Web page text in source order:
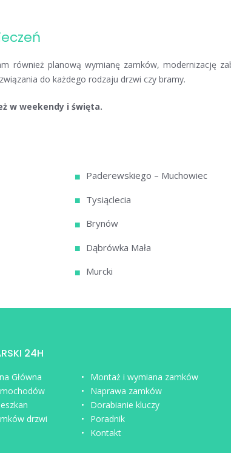
również planową wymianę zamków, modernizację
do każdego rodzaju drzwi czy bramy.
w weekendy i święta.
Paderewskiego – Muchowiec
Tysiąclecia
Brynów
Dąbrówka Mała
Murcki
24H
Główna
drzwi
Montaż i wymiana zamków
Naprawa zamków
Dorabianie kluczy
Poradnik
Kontakt